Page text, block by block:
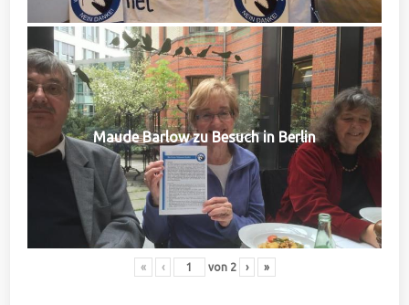
Maude Barlow zu Besuch in Berlin
« ‹ von 2 › »